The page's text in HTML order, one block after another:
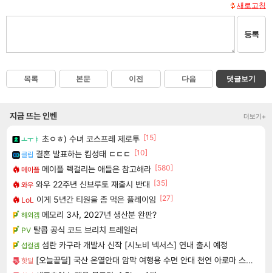
새로고침
등록
목록 본문 이전 다음 댓글보기
지금 뜨는 인벤 더보기+
ㅗㅜㅑ 초ㅇㅎ) 수녀 코스프레 제로투 [15]
클립 결혼 발표하는 킴성태 ㄷㄷㄷ
[10]
메이플 메이플 렉걸리는 애들은 참고해라 [580]
와우 와우 22주년 신브루토 재출시 반대 [35]
LoL 이게 5년간 티원을 좀 먹은 플레이임 [27]
해외겜 메모리 3사, 2027년 생산분 완판?
PV 탈콥 공식 코드 브리치 트레일러
섭컬겜 섬란 카구라 개발사 신작 [시노비 넥서스] 연내 출시 예정
핫딜 [오늘끝딜] 국산 온열안대 암막 여행용 수면 안대 천연 아로마 스팀 찜질 아이마스크 일상에반하다